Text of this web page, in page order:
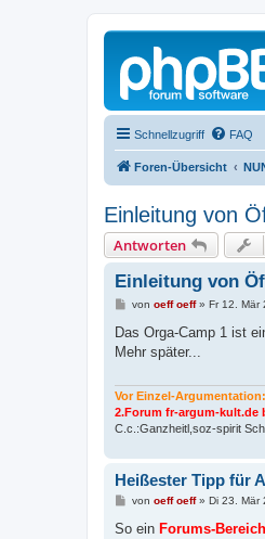
Schnellzugriff FAQ
Foren-Übersicht
Einleitung von
Antworten
Einleitung von
B
i
r
von oeff oeff» Fr 12. Mär
Das Orga-Camp 1 ist
Mehr später...
Vor Einzel-Argumentation:
2.Forum fr-argum-kult.de
C.c.:Ganzheitl,soz-spirit
Heißester Tipp für
B
i
von oeff oeff» Di 23. Mär
So ein Forums-